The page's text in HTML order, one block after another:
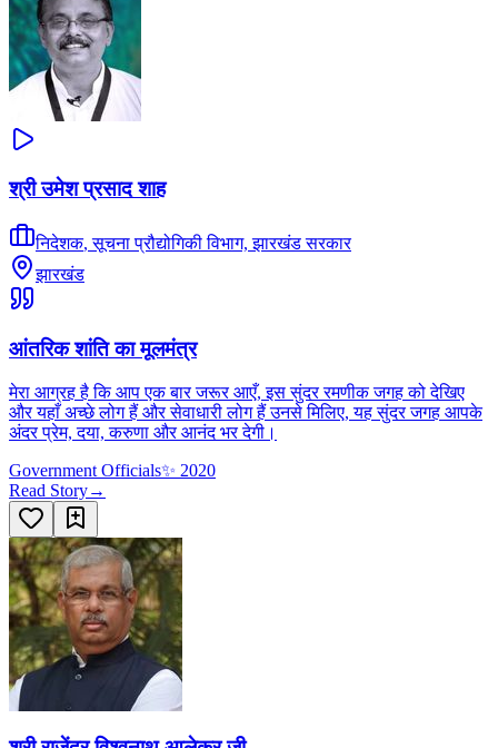
श्री उमेश प्रसाद शाह
निदेशक,सूचना प्रौद्योगिकी विभाग, झारखंड सरकार
झारखंड
आंतरिक शांति का मूलमंत्र
मेरा आग्रह है कि आप एक बार जरूर आएँ, इस सुंदर रमणीक जगह को देखिए
और यहाँ अच्छे लोग हैं और सेवाधारी लोग हैं उनसे मिलिए, यह सुंदर जगह आपके
अंदर प्रेम, दया, करुणा और आनंद भर देगी।
Government Officials✨ 2020
Read Story→